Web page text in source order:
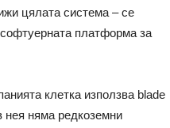
цялата система – се
платформа за
клетка използва blade
нея няма редкоземни